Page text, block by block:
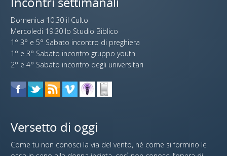
Domenica 10:30 il Culto
Mercoledi 19:30 lo Studio Biblico
1° 3° e 5° Sabato incontro di preghiera
1° e 3° Sabato incontro gruppo youth
2° e 4° Sabato incontro degli universitari
Versetto di oggi
Come tu non conosci la via del vento, né come si formino le